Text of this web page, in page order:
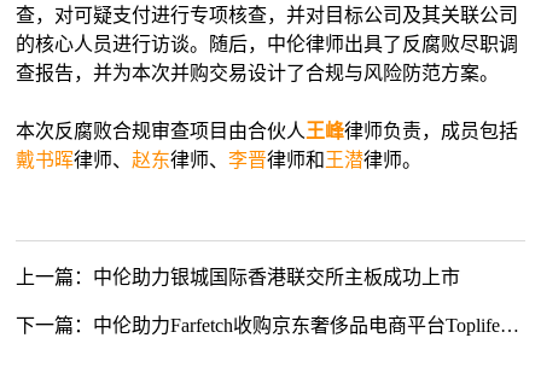
查，对可疑支付进行专项核查，并对目标公司及其关联公司
的核心人员进行访谈。随后，中伦律师出具了反腐败尽职调
查报告，并为本次并购交易设计了合规与风险防范方案。
本次反腐败合规审查项目由合伙人 王峰律师负责，成员包括
戴书晖律师、赵东律师、李晋律师和 王潜律师。
上一篇： 中伦助力银城国际香港联交所主板成功上市
下一篇： 中伦助力Farfetch收购京东奢侈品电商平台Toplife并与京东达成战略合作